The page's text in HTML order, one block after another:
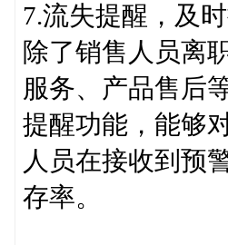
7.流失提醒，及
除了销售人员离
服务、产品售后
提醒功能，能够
人员在接收到预
存率。